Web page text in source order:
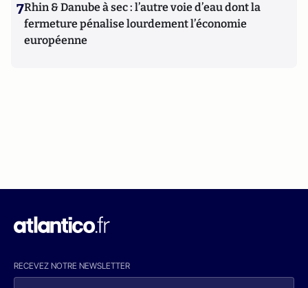
7Rhin & Danube à sec : l’autre voie d’eau dont la
fermeture pénalise lourdement l’économie
européenne
RECEVEZ NOTRE NEWSLETTER